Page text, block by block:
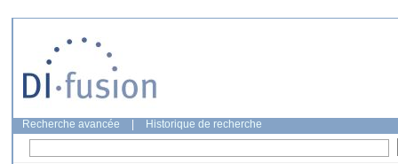
Recherche avancée Historique de recherche